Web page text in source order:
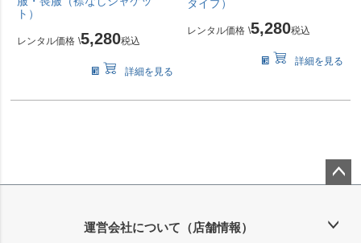
ト）
レンタル価格 \5,280税込
詳細を見る
タイプ）
レンタル価格 \5,280税込
詳細を見る
ップ
運営会社について（店舗情報）